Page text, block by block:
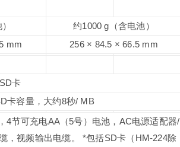
约1000 g（含电池）
mm
256 × 84.5 × 66.5 mm
卡
卡容量，大约8秒/ MB
4节可充电AA（5号）电池，AC电源适配器/
，视频输出电缆。 *包括SD卡（HM-224除